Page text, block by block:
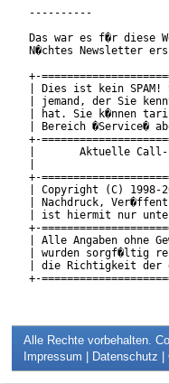
----------
Das war es f�r diese
N�chtes Newsletter
+-
| Dies ist kein
| jemand, der Sie
| hat. Sie k�nnen
| Bereich
+-
|       Aktuelle Call-
+-
| Copyright (C)
| Nachdruck,
| ist hiermit nur
+-
| Alle Angaben ohne
| wurden sorgf�ltig
| die Richtigkeit der
+-
Alle Rechte vorbehalten.
Impressum | Datenschutz |